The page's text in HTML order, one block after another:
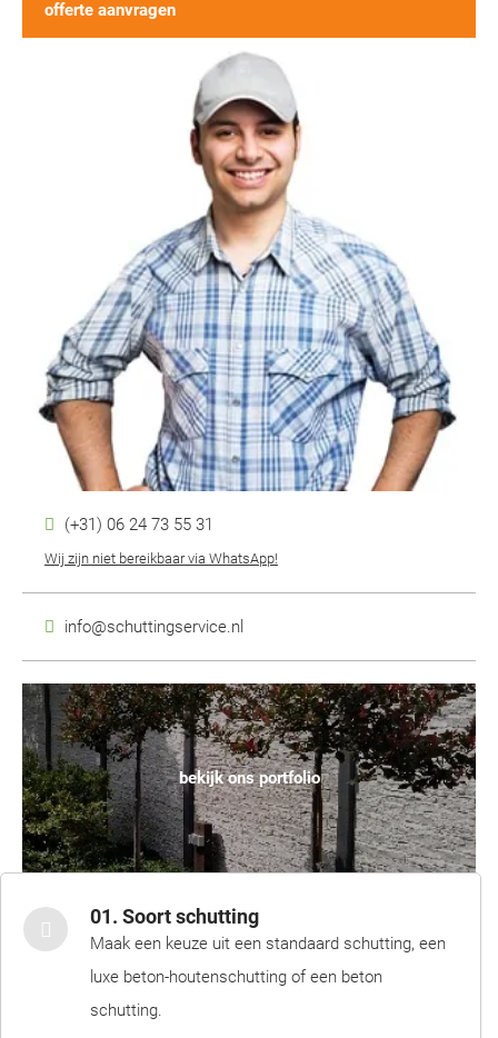
offerte aanvragen
(+31) 06 24 73 55 31
Wij zijn niet bereikbaar via WhatsApp!
info@schuttingservice.nl
bekijk ons portfolio
01. Soort schutting
Maak een keuze uit een standaard schutting, een
luxe beton-houtenschutting of een beton
schutting.